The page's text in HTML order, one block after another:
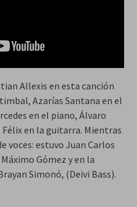
Allexis en esta canción
Azarías Santana en el
en el piano, Álvaro
en la guitarra. Mientras
voces: estuvo Juan Carlos
Gómez y en la
Simonó, (Deivi Bass).